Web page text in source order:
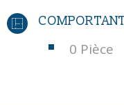
0 Pièce